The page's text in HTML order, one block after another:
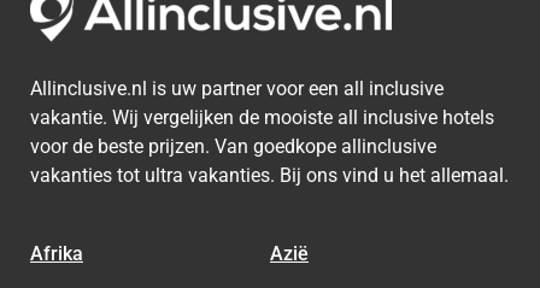
Allinclusive.nl is uw partner voor een all inclusive
vakantie. Wij vergelijken de mooiste all inclusive hotels
voor de beste prijzen. Van goedkope allinclusive
vakanties tot ultra vakanties. Bij ons vind u het allemaal.
Afrika Azië